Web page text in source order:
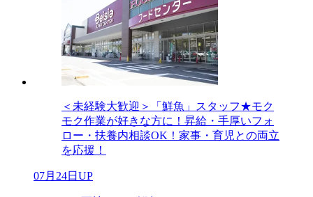
＜未経験大歓迎＞「鮮魚」スタッフ★モク
モク作業が好きな方に！昇給・手厚いフォ
ロー・扶養内相談OK！家事・育児との両立
を応援！
07月24日UP